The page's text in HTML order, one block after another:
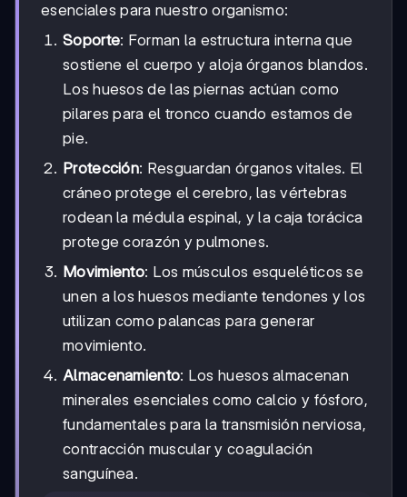
esenciales para nuestro organismo:
Soporte: Forman la estructura interna que
sostiene el cuerpo y aloja órganos blandos.
Los huesos de las piernas actúan como
pilares para el tronco cuando estamos de
pie.
Protección: Resguardan órganos vitales. El
cráneo protege el cerebro, las vértebras
rodean la médula espinal, y la caja torácica
protege corazón y pulmones.
Movimiento: Los músculos esqueléticos se
unen a los huesos mediante tendones y los
utilizan como palancas para generar
movimiento.
Almacenamiento: Los huesos almacenan
minerales esenciales como calcio y fósforo,
fundamentales para la transmisión nerviosa,
contracción muscular y coagulación
sanguínea.